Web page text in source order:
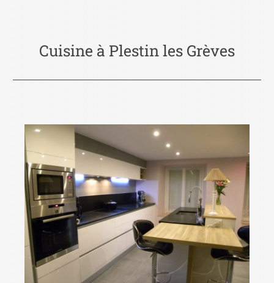
Cuisine à Plestin les Grèves